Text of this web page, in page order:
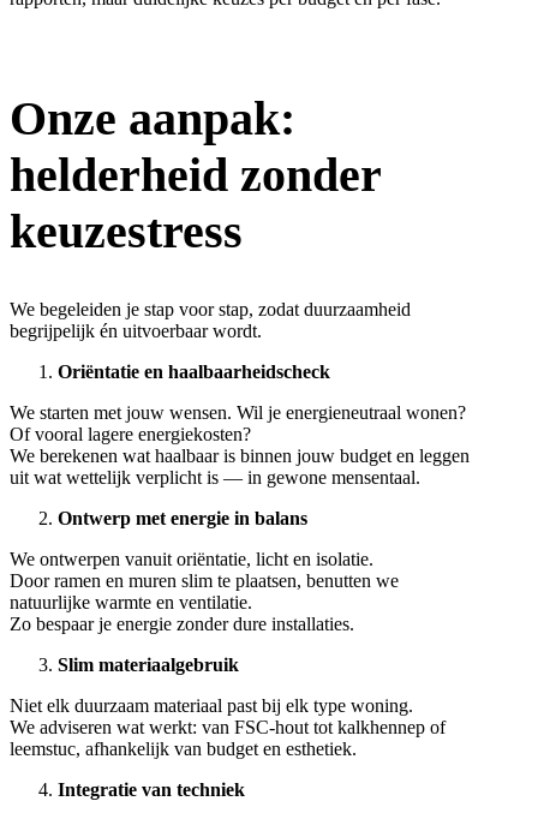
Onze aanpak:
helderheid zonder
keuzestress
We begeleiden je stap voor stap, zodat duurzaamheid
begrijpelijk én uitvoerbaar wordt.
Oriëntatie en haalbaarheidscheck
We starten met jouw wensen. Wil je energieneutraal wonen?
Of vooral lagere energiekosten?
We berekenen wat haalbaar is binnen jouw budget en leggen
uit wat wettelijk verplicht is — in gewone mensentaal.
Ontwerp met energie in balans
We ontwerpen vanuit oriëntatie, licht en isolatie.
Door ramen en muren slim te plaatsen, benutten we
natuurlijke warmte en ventilatie.
Zo bespaar je energie zonder dure installaties.
Slim materiaalgebruik
Niet elk duurzaam materiaal past bij elk type woning.
We adviseren wat werkt: van FSC-hout tot kalkhennep of
leemstuc, afhankelijk van budget en esthetiek.
Integratie van techniek